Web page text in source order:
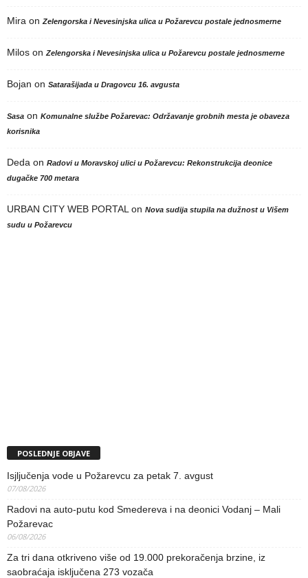
Mira on Zelengorska i Nevesinjska ulica u Požarevcu postale jednosmerne
Milos on Zelengorska i Nevesinjska ulica u Požarevcu postale jednosmerne
Bojan on Satarašijada u Dragovcu 16. avgusta
Sasa on Komunalne službe Požarevac: Održavanje grobnih mesta je obaveza
korisnika
Deda on Radovi u Moravskoj ulici u Požarevcu: Rekonstrukcija deonice
dugačke 700 metara
URBAN CITY WEB PORTAL on Nova sudija stupila na dužnost u Višem
sudu u Požarevcu
POSLEDNJE OBJAVE
Isjljučenja vode u Požarevcu za petak 7. avgust
07/08/2026
Radovi na auto-putu kod Smedereva i na deonici Vodanj – Mali
Požarevac
06/08/2026
Za tri dana otkriveno više od 19.000 prekoračenja brzine, iz
saobraćaja isključena 273 vozača